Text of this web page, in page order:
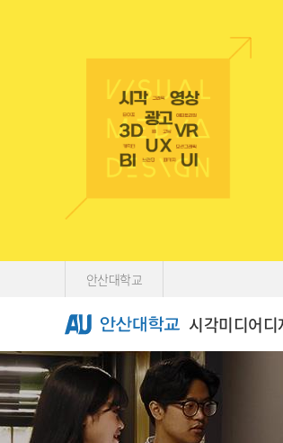
안산대학교
시각미디어